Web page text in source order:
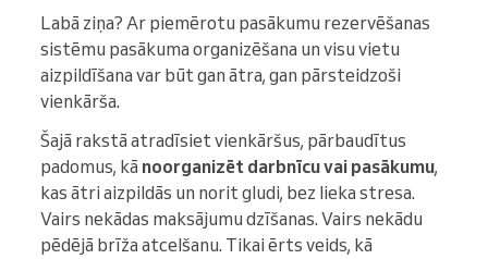
Labā ziņa? Ar piemērotu pasākumu rezervēšanas
sistēmu pasākuma organizēšana un visu vietu
aizpildīšana var būt gan ātra, gan pārsteidzoši
vienkārša.
Šajā rakstā atradīsiet vienkāršus, pārbaudītus
padomus, kā noorganizēt darbnīcu vai pasākumu,
kas ātri aizpildās un norit gludi, bez lieka stresa.
Vairs nekādas maksājumu dzīšanas. Vairs nekādu
pēdējā brīža atcelšanu. Tikai ērts veids, kā